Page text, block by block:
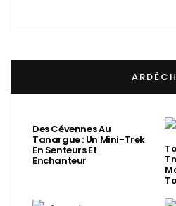
Des Cévennes Au
Tanargue : Un Mini-Trek
En Senteurs Et
Enchanteur